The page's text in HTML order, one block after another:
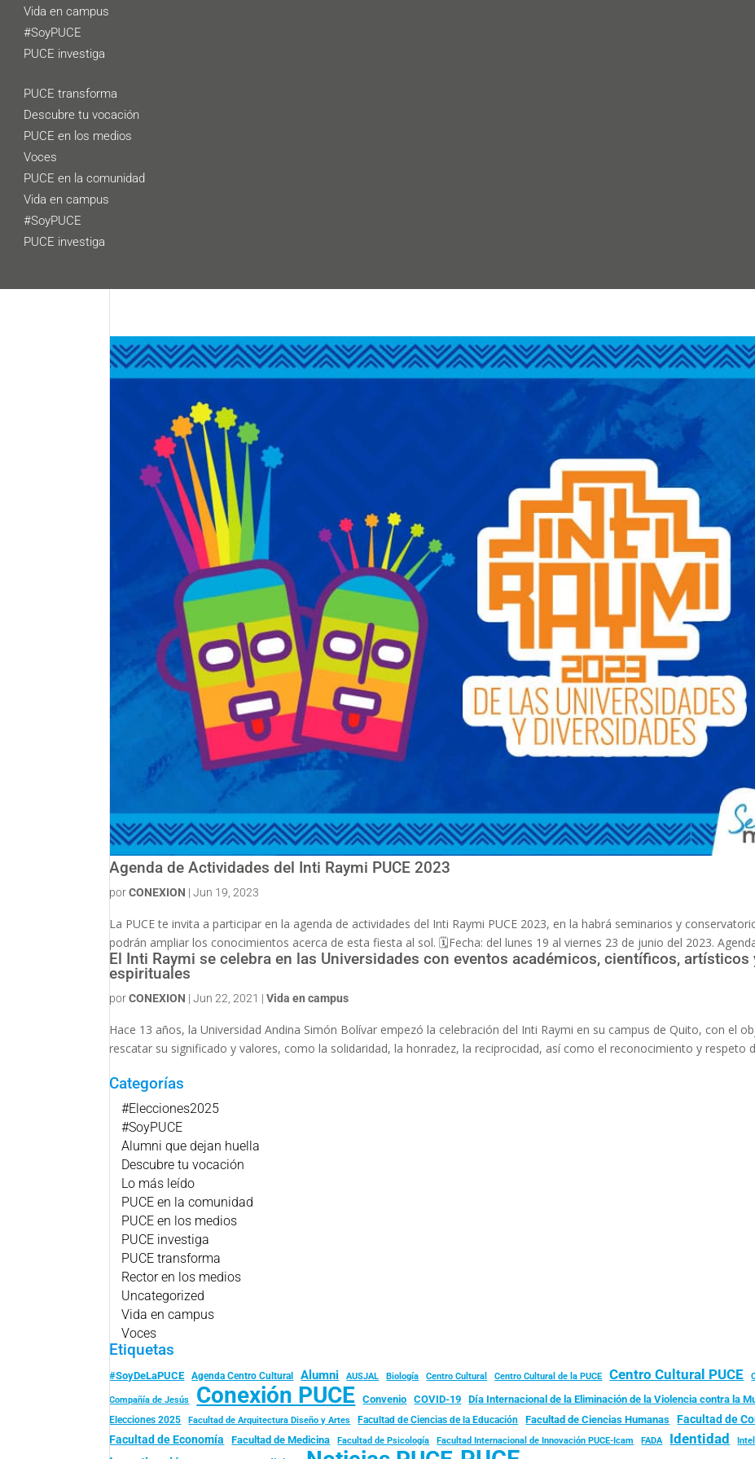
Vida en campus
#SoyPUCE
PUCE investiga
PUCE transforma
Descubre tu vocación
PUCE en los medios
Voces
PUCE en la comunidad
Vida en campus
#SoyPUCE
PUCE investiga
Agenda de Actividades del Inti Raymi PUCE 2023
porCONEXION |Jun 19, 2023
La PUCE te invita a participar en la agenda de actividades del Inti Raymi PUCE 2023, en la habrá seminarios y
podrán ampliar los conocimientos acerca de esta fiesta al sol. 🗓️Fecha: del lunes 19 al viernes 23 de junio del 2023.
El Inti Raymi se celebra en las Universidades con eventos académicos, científicos, artísticos
espirituales
porCONEXION |Jun 22, 2021 |Vida en campus
Hace 13 años, la Universidad Andina Simón Bolívar empezó la celebración del Inti Raymi en su campus de Quito, con el
rescatar su significado y valores, como la solidaridad, la honradez, la reciprocidad, así como el reconocimiento y respeto
Categorías
#Elecciones2025
#SoyPUCE
Alumni que dejan huella
Descubre tu vocación
Lo más leído
PUCE en la comunidad
PUCE en los medios
PUCE investiga
PUCE transforma
Rector en los medios
Uncategorized
Vida en campus
Voces
Etiquetas
#SoyDeLaPUCE Agenda Centro Cultural Alumni AUSJAL Biología Centro Cultural Centro Cultural de la PUCE Centro Cultural PUCE
Compañía de Jesús Conexión PUCE Convenio COVID-19 Día Internacional de la Eliminación de la Violencia contra la
Elecciones 2025
Facultad de Arquitectura Diseño y Artes Facultad de Ciencias de la Educación Facultad de Ciencias Humanas Facultad de
Facultad de Economía Facultad de Medicina Facultad de Psicología Facultad Internacional de Innovación PUCE-Icam FADA Identidad